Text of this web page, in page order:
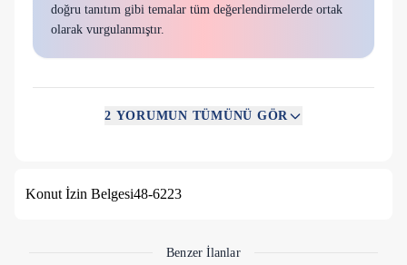
doğru tanıtım gibi temalar tüm değerlendirmelerde ortak
olarak vurgulanmıştır.
çok güzel tatil yaptık.. Pişman olmazsınız asla..
2 YORUMUN TÜMÜNÜ GÖR
Konut İzin Belgesi48-6223
Benzer İlanlar